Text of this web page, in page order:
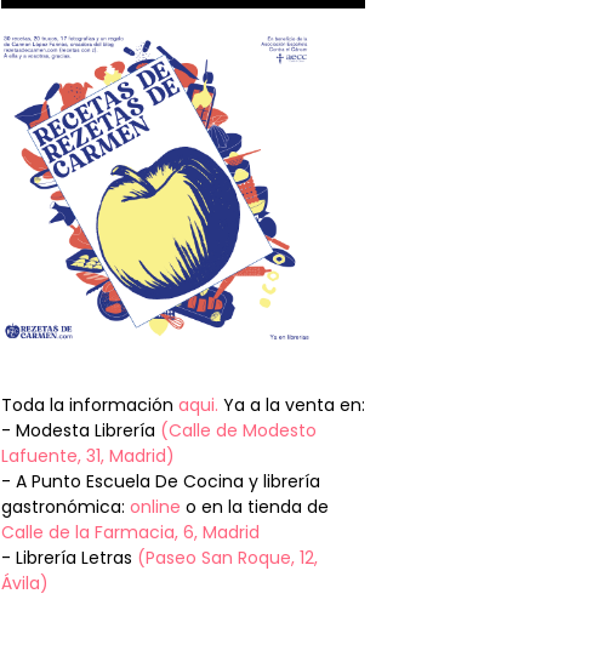
Toda la información aqui. Ya a la venta en:
- Modesta Librería (Calle de Modesto
Lafuente, 31, Madrid)
- A Punto Escuela De Cocina y librería
gastronómica: online o en la tienda de
Calle de la Farmacia, 6, Madrid
- Librería Letras (Paseo San Roque, 12,
Ávila)